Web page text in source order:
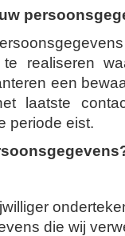
realiseren
een
laatste
periode eist.
die wij